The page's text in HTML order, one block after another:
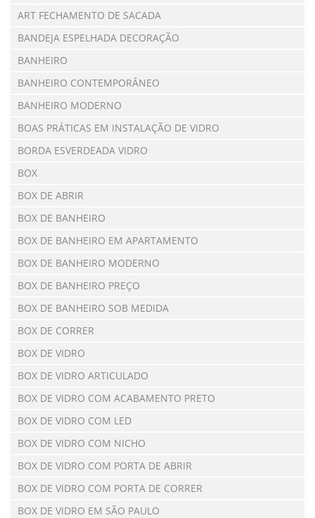
ART FECHAMENTO DE SACADA
BANDEJA ESPELHADA DECORAÇÃO
BANHEIRO
BANHEIRO CONTEMPORÂNEO
BANHEIRO MODERNO
BOAS PRÁTICAS EM INSTALAÇÃO DE VIDRO
BORDA ESVERDEADA VIDRO
BOX
BOX DE ABRIR
BOX DE BANHEIRO
BOX DE BANHEIRO EM APARTAMENTO
BOX DE BANHEIRO MODERNO
BOX DE BANHEIRO PREÇO
BOX DE BANHEIRO SOB MEDIDA
BOX DE CORRER
BOX DE VIDRO
BOX DE VIDRO ARTICULADO
BOX DE VIDRO COM ACABAMENTO PRETO
BOX DE VIDRO COM LED
BOX DE VIDRO COM NICHO
BOX DE VIDRO COM PORTA DE ABRIR
BOX DE VIDRO COM PORTA DE CORRER
BOX DE VIDRO EM SÃO PAULO